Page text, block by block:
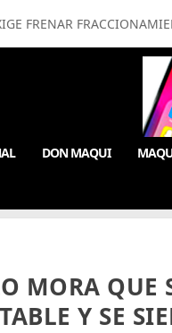
FRENAR
DON MAQUI
MORA QUE
Y SE